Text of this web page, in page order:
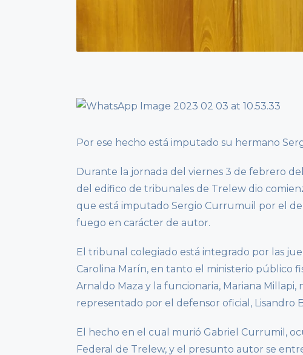
Por ese hecho está imputado su hermano
Durante la jornada del viernes 3 de febrero
del edifico de tribunales de Trelew dio
que está imputado Sergio Currumuil por el
fuego en carácter de autor.
El tribunal colegiado está integrado por las
Carolina Marín, en tanto el ministerio público
Arnaldo Maza y la funcionaria, Mariana
representado por el defensor oficial, Lisandro
El hecho en el cual murió Gabriel Currumil,
Federal de Trelew, y el presunto autor se